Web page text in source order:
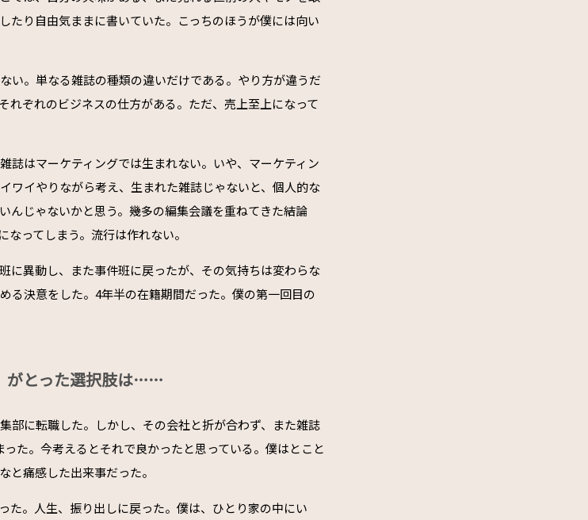
たり自由気ままに書いていた。こっちのほうが僕には向い
い。単なる雑誌の種類の違いだけである。やり方が違うだ
れぞれのビジネスの仕方がある。ただ、売上至上になって
誌はマーケティングでは生まれない。いや、マーケティン
ワイやりながら考え、生まれた雑誌じゃないと、個人的な
んじゃないかと思う。幾多の編集会議を重ねてきた結論
ってしまう。流行は作れない。
に異動し、また事件班に戻ったが、その気持ちは変わらな
る決意をした。4年半の在籍期間だった。僕の第一回目の
がとった選択肢は……
部に転職した。しかし、その会社と折が合わず、また雑誌
た。今考えるとそれで良かったと思っている。僕はとこと
と痛感した出来事だった。
た。人生、振り出しに戻った。僕は、ひとり家の中にい